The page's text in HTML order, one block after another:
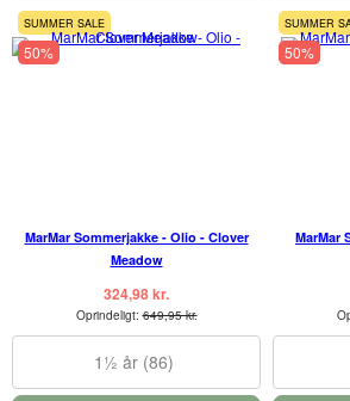
SUMMER SALE
50%
MarMar Sommerjakke - Olio - Clover
Meadow
324,98 kr.
Oprindeligt:649,95 kr.
1½ år (86)
SUMMER
50%
MarMar